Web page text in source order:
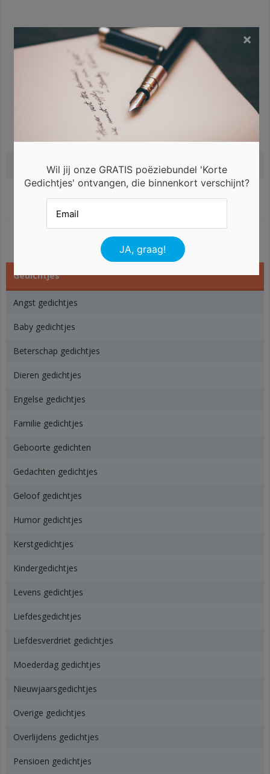
Gerelateerde gedichten
Gedichtjes
Angst gedichtjes
Baby gedichtjes
Beterschap gedichtjes
Dieren gedichtjes
Engelse gedichtjes
Familie gedichtjes
Geboorte gedichten
Gedachten gedichtjes
Geloof gedichtjes
Humor gedichtjes
Kerstgedichtjes
Kindergedichtjes
Levens gedichtjes
Liefdesgedichtjes
Liefdesverdriet gedichtjes
Moederdag gedichtjes
Nieuwjaarsgedichtjes
Overige gedichtjes
Overlijdens gedichtjes
Pensioen gedichtjes
Wil jij onze GRATIS poëziebundel 'Korte
Gedichtjes' ontvangen, die binnenkort verschijnt?
×